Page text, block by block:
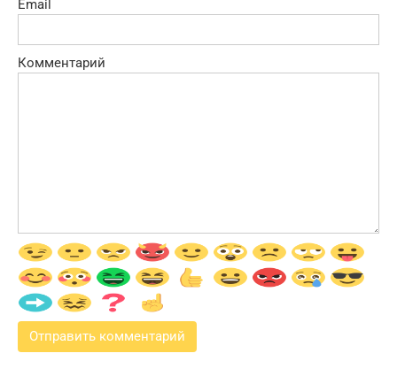
Email
Комментарий